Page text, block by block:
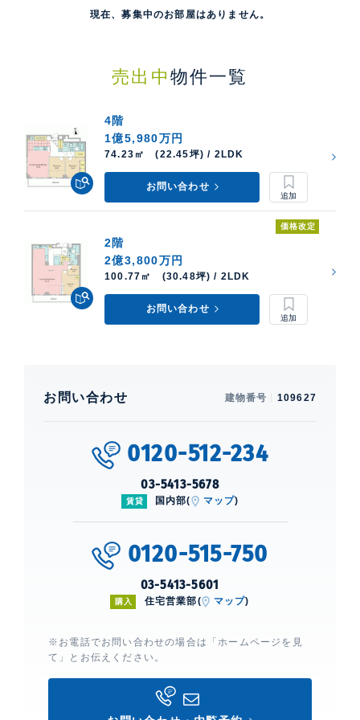
現在、募集中のお部屋はありません。
売出中 物件一覧
4階
1億5,980万円
74.23㎡ (22.45坪) / 2LDK
お問い合わせ
価格改定
2階
2億3,800万円
100.77㎡ (30.48坪) / 2LDK
お問い合わせ
お問い合わせ 建物番号 109627
0120-512-234
03-5413-5678
賃貸 国内部( マップ)
0120-515-750
03-5413-5601
購入 住宅営業部( マップ)
※お電話でお問い合わせの場合は「ホームページを見
て」とお伝えください。